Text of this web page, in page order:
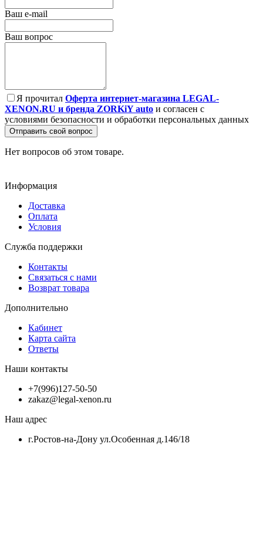
Ваш e-mail
Ваш вопрос
Я прочитал Оферта интернет-магазина LEGAL-
XENON.RU и бренда ZORKiY auto и согласен с
условиями безопасности и обработки персональных данных
Отправить свой вопрос
Нет вопросов об этом товаре.
Информация
Доставка
Оплата
Условия
Служба поддержки
Контакты
Связаться с нами
Возврат товара
Дополнительно
Кабинет
Карта сайта
Ответы
Наши контакты
+7(996)127-50-50
zakaz@legal-xenon.ru
Наш адрес
г.Ростов-на-Дону ул.Особенная д.146/18